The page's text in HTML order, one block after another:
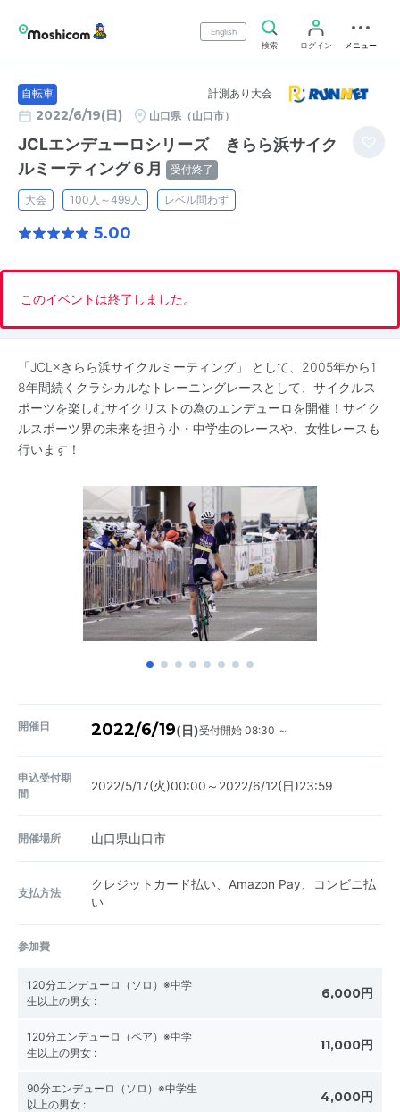
English
検索
ログイン メニュー
自転車 計測あり大会
2022/6/19(日) 山口県（山口市）
JCLエンデューロシリーズ きらら浜サイク
ルミーティング６月
受付終了
大会 100人～499人 レベル問わず
5.00
このイベントは終了しました。
「JCL×きらら浜サイクルミーティング」 として、2005年から1
8年間続くクラシカルなトレーニングレースとして、サイクルス
ポーツを楽しむサイクリストの為のエンデューロを開催！サイク
ルスポーツ界の未来を担う小・中学生のレースや、女性レースも
行います！
開催日 2022/6/19(日)受付開始 08:30 ～
申込受付期
間
2022/5/17(火)00:00～2022/6/12(日)23:59
開催場所 山口県山口市
支払方法
クレジットカード払い、Amazon Pay、コンビニ払
い
参加費
120分エンデューロ（ソロ）※中学
生以上の男女 : 6,000円
120分エンデューロ（ペア）※中学
生以上の男女 : 11,000円
90分エンデューロ（ソロ）※中学生
以上の男女 : 4,000円